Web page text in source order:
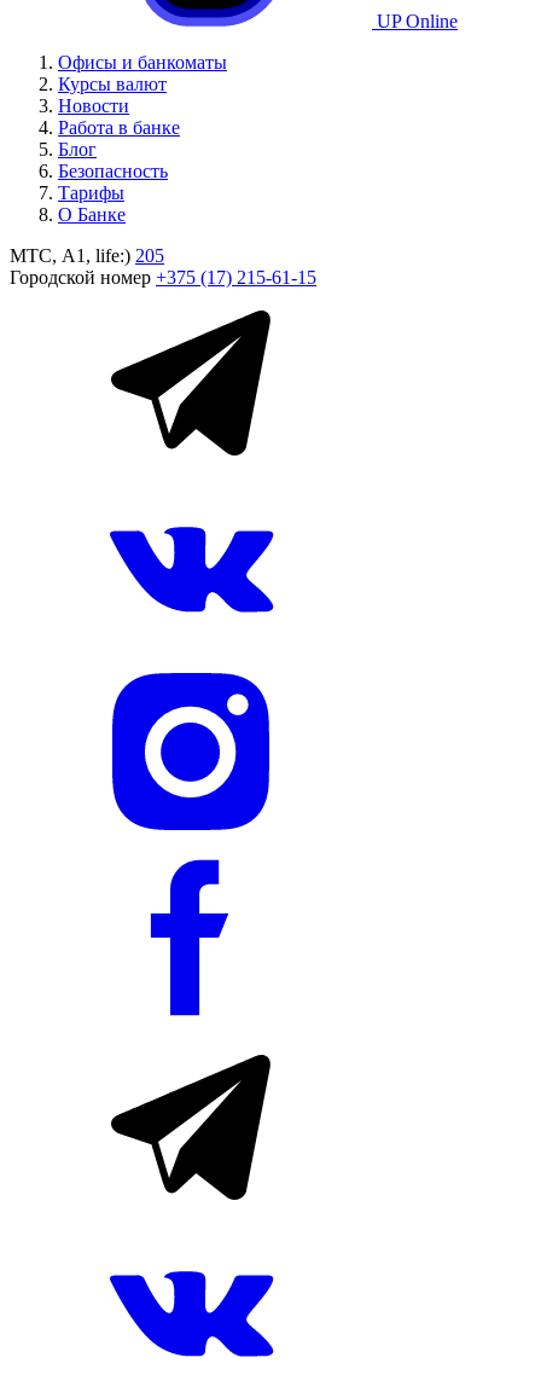
UP Online
Офисы и банкоматы
Курсы валют
Новости
Работа в банке
Блог
Безопасность
Тарифы
О Банке
МТС, A1, life:) 205
Городской номер +375 (17) 215-61-15